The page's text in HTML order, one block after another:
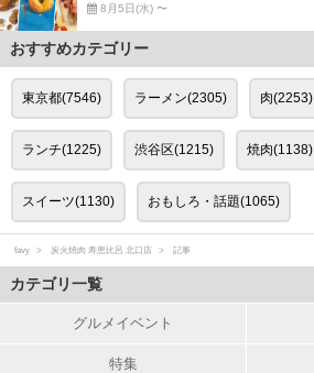
8月5日(水) 〜
おすすめカテゴリー
東京都(7546) ラーメン(2305) 肉(2253)
ランチ(1225) 渋谷区(1215) 焼肉(1138)
スイーツ(1130) おもしろ・話題(1065)
favy 炭火焼肉 寿恵比呂 北口店 記事
カテゴリ一覧
グルメイベント
特集